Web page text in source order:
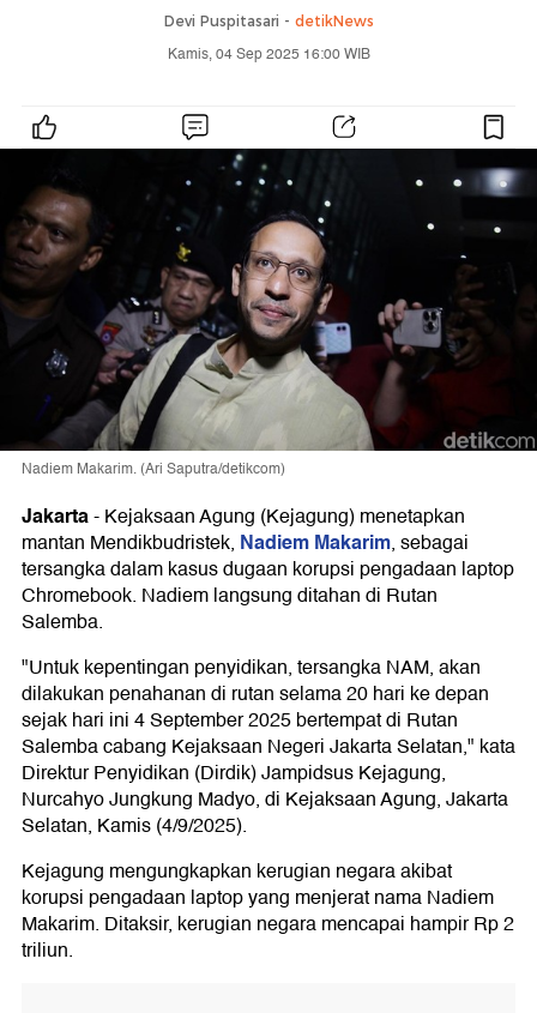
Devi Puspitasari - detikNews
Kamis, 04 Sep 2025 16:00 WIB
Nadiem Makarim. (Ari Saputra/detikcom)
Jakarta-Kejaksaan Agung (Kejagung) menetapkan
mantan Mendikbudristek, Nadiem Makarim, sebagai
tersangka dalam kasus dugaan korupsi pengadaan laptop
Chromebook. Nadiem langsung ditahan di Rutan
Salemba.
"Untuk kepentingan penyidikan, tersangka NAM, akan
dilakukan penahanan di rutan selama 20 hari ke depan
sejak hari ini 4 September 2025 bertempat di Rutan
Salemba cabang Kejaksaan Negeri Jakarta Selatan," kata
Direktur Penyidikan (Dirdik) Jampidsus Kejagung,
Nurcahyo Jungkung Madyo, di Kejaksaan Agung, Jakarta
Selatan, Kamis (4/9/2025).
Kejagung mengungkapkan kerugian negara akibat
korupsi pengadaan laptop yang menjerat nama Nadiem
Makarim. Ditaksir, kerugian negara mencapai hampir Rp 2
triliun.